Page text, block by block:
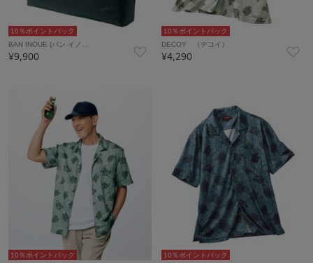
10％ポイントバック
BAN INOUE (バン イノ…
¥9,900
10％ポイントバック
DECOY （デコイ）
¥4,290
10％ポイントバック
10％ポイントバック